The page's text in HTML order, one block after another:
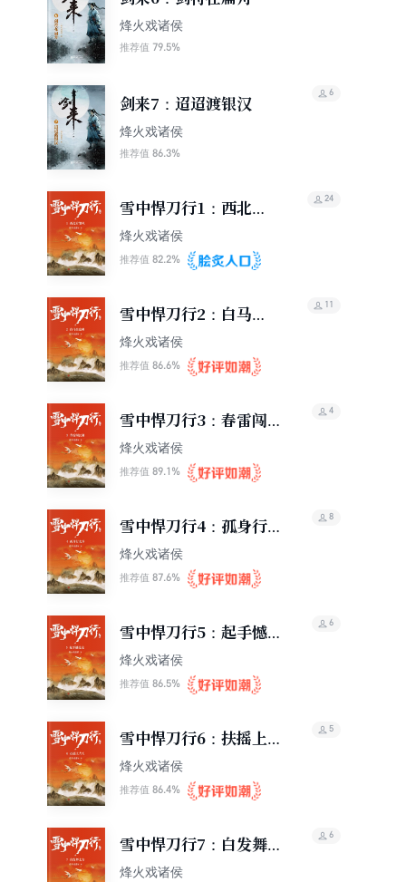
烽火戏诸侯
推荐值 79.5%
剑来7：迢迢渡银汉
烽火戏诸侯
推荐值 86.3%
6
雪中悍刀行1：西北有
雏凤
烽火戏诸侯
推荐值 82.2%
24
雪中悍刀行2：白马出
凉州
烽火戏诸侯
推荐值 86.6%
11
雪中悍刀行3：春雷闯江
湖
烽火戏诸侯
推荐值 89.1%
4
雪中悍刀行4：孤身行北
莽
烽火戏诸侯
推荐值 87.6%
8
雪中悍刀行5：起手憾昆
仑
烽火戏诸侯
推荐值 86.5%
6
雪中悍刀行6：扶摇上青
天
烽火戏诸侯
推荐值 86.4%
5
雪中悍刀行7：白发舞太
安
烽火戏诸侯
6